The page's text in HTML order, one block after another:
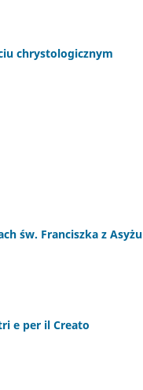
chrystologicznym
św. Franciszka z Asyżu
e per il Creato